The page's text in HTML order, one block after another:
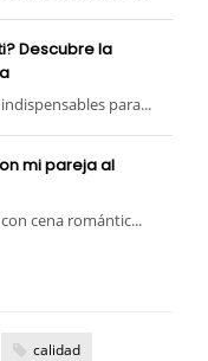
Descubre la
para...
mi pareja al
cena romántic...
calidad